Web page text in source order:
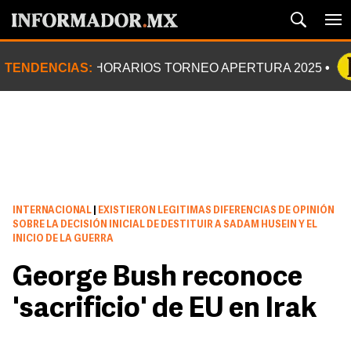
TENDENCIAS: HORARIOS TORNEO APERTURA 2025
INTERNACIONAL
EXISTIERON LEGITIMAS DIFERENCIAS DE OPINIÓN
SOBRE LA DECISIÓN INICIAL DE DESTITUIR A SADAM HUSEIN Y EL
INICIO DE LA GUERRA
George Bush reconoce
'sacrificio' de EU en Irak